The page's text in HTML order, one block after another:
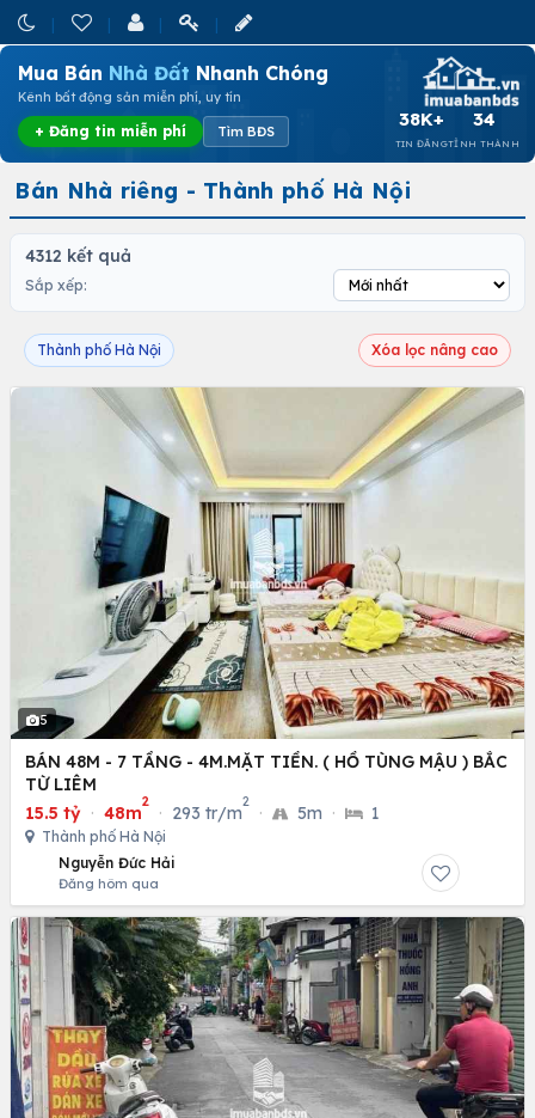
Mua Bán Nhà Đất Nhanh Chóng
Kênh bất động sản miễn phí, uy tín
+ Đăng tin miễn phí Tìm BĐS
38K+
TIN ĐĂNG
34
TỈNH THÀNH
Bán Nhà riêng - Thành phố Hà Nội
4312 kết quả
Sắp xếp:
Thành phố Hà Nội Xóa lọc nâng cao
5
BÁN 48M - 7 TẦNG - 4M.MẶT TIỀN. ( HỒ TÙNG MẬU ) BẮC
TỪ LIÊM
15.5 tỷ · 48m
2
· 293 tr/m
2
· 5m · 1
Thành phố Hà Nội
Nguyễn Đức Hải
Đăng hôm qua